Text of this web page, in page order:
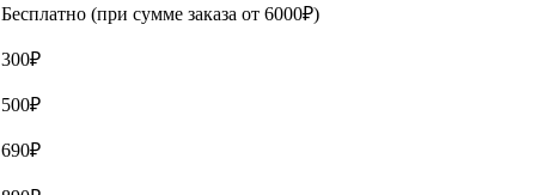
Бесплатно (при сумме заказа от 6000₽)
300₽
500₽
690₽